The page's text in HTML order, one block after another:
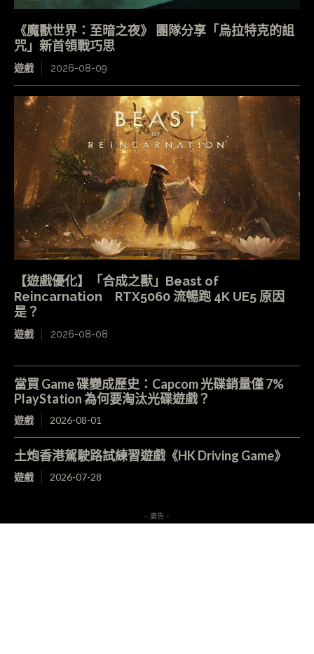
《魔獸世界：至暗之夜》 團隊分享「烏拉特克的詛
咒」新首領戰巧思
遊戲 2026-08-09
【遊戲優化】「合成之獸」Beast of
Reincarnation RTX5060 流暢跑 4K UE5 原因
是？
遊戲 2026-08-08
當買 Game 碟變成歷史：Capcom 光碟銷量僅 7%
PlayStation 為何要淘汰光碟遊戲？
遊戲 2026-08-01
土炮香港駕駛路試練習遊戲《HK Driving Game》
遊戲 2026-07-28
- 廣告 -